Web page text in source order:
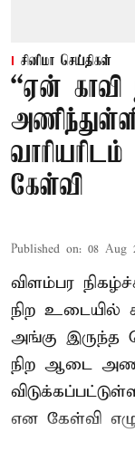
சினிமா செய்திகள்
“ஏன்
கேள்வி
Published on: 08 Aug
விளம்பர
நிற உடையில்
அங்கு இருந்த
நிற ஆடை
என கேள்வி